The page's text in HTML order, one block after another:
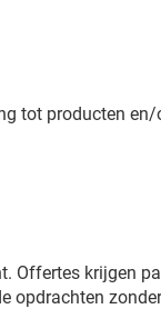
tot producten
Offertes krijgen
opdrachten